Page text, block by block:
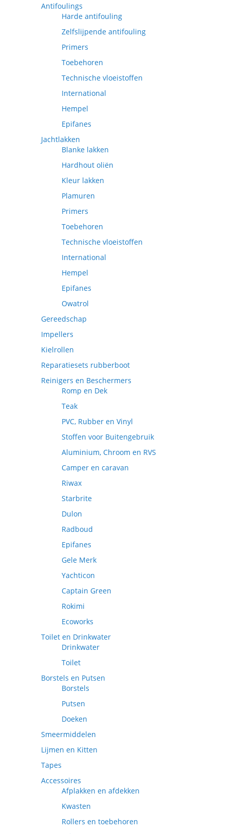
Antifoulings
Harde antifouling
Zelfslijpende antifouling
Primers
Toebehoren
Technische vloeistoffen
International
Hempel
Epifanes
Jachtlakken
Blanke lakken
Hardhout oliën
Kleur lakken
Plamuren
Primers
Toebehoren
Technische vloeistoffen
International
Hempel
Epifanes
Owatrol
Gereedschap
Impellers
Kielrollen
Reparatiesets rubberboot
Reinigers en Beschermers
Romp en Dek
Teak
PVC, Rubber en Vinyl
Stoffen voor Buitengebruik
Aluminium, Chroom en RVS
Camper en caravan
Riwax
Starbrite
Dulon
Radboud
Epifanes
Gele Merk
Yachticon
Captain Green
Rokimi
Ecoworks
Toilet en Drinkwater
Drinkwater
Toilet
Borstels en Putsen
Borstels
Putsen
Doeken
Smeermiddelen
Lijmen en Kitten
Tapes
Accessoires
Afplakken en afdekken
Kwasten
Rollers en toebehoren